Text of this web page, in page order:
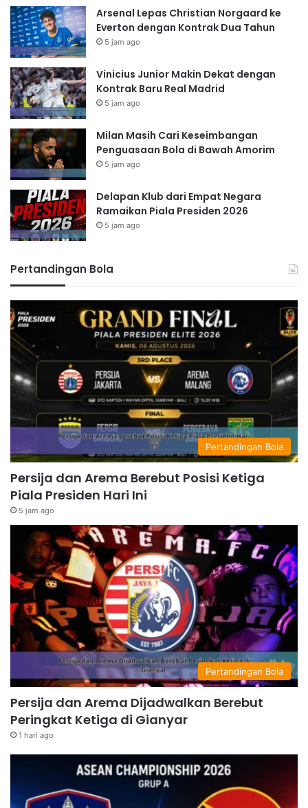
Arsenal Lepas Christian Norgaard ke
Everton dengan Kontrak Dua Tahun
5 jam ago
Vinicius Junior Makin Dekat dengan
Kontrak Baru Real Madrid
5 jam ago
Milan Masih Cari Keseimbangan
Penguasaan Bola di Bawah Amorim
5 jam ago
Delapan Klub dari Empat Negara
Ramaikan Piala Presiden 2026
5 jam ago
Pertandingan Bola
Pertandingan Bola
Persija dan Arema Berebut Posisi Ketiga
Piala Presiden Hari Ini
5 jam ago
Pertandingan Bola
Persija dan Arema Dijadwalkan Berebut
Peringkat Ketiga di Gianyar
1 hari ago